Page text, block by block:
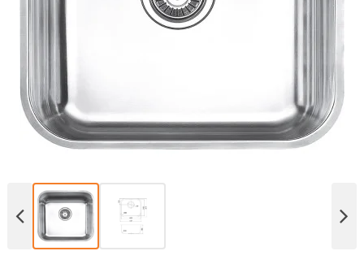
Духовые шкафы
Варочные поверхности
Микроволновые печи
Стиральные машины
Сушильные машины